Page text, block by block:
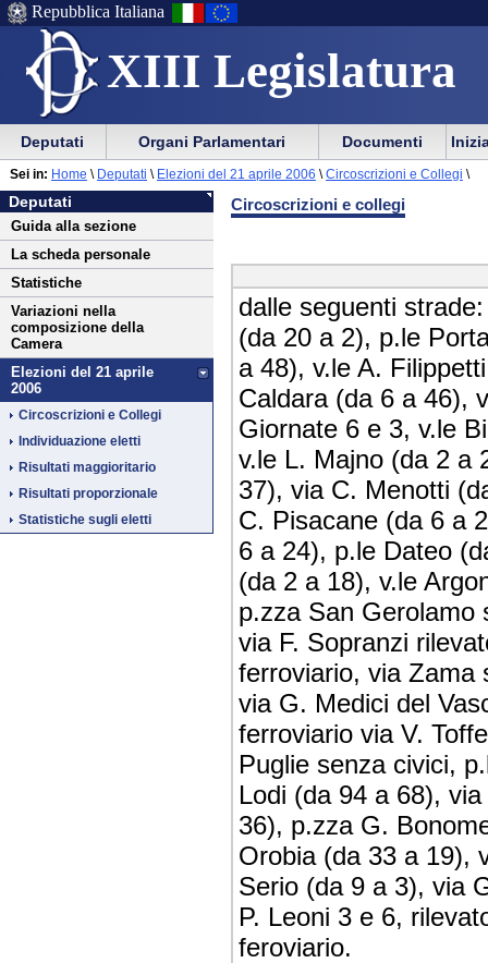
XIII Legislatura
Menu
di
ausilio
alla
navigazione
Vai
Menu
di
navigazione
principale
Repubblica Italiana
Menu
di
navigazione
principale
Vai
menu
di
sezione
Deputati Organi Parlamentari Documenti
Deputati
Vai
al
contenuto
Deputati
Guida alla sezione
La scheda personale
Statistiche
Variazioni nella
composizione della
Camera
Elezioni del 21 aprile
2006
Circoscrizioni e Collegi
Individuazione eletti
Risultati maggioritario
Risultati proporzionale
Statistiche sugli eletti
Sei in: Home \ Deputati \ Elezioni del 21 aprile 2006 \ Circoscrizioni e Collegi \
Circoscrizioni e collegi
dalle seguenti
(da 20 a 2), p.le
a 48), v.le A.
Caldara (da 6 a 46),
Giornate 6 e 3, v.le
v.le L. Majno (da 2 a
37), via C. Menotti
C. Pisacane (da 6 a
6 a 24), p.le Dateo
(da 2 a 18), v.le
p.zza San Gerolamo
via F. Sopranzi
ferroviario, via Zama
via G. Medici del
ferroviario via V.
Puglie senza civici,
Lodi (da 94 a 68),
36), p.zza G.
Orobia (da 33 a 19),
Serio (da 9 a 3), via
P. Leoni 3 e 6,
feroviario.